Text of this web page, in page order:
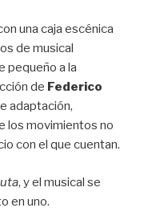
una caja escénica
de musical
pequeño a la
de Federico
adaptación,
los movimientos no
con el que cuentan.
, y el musical se
en uno.